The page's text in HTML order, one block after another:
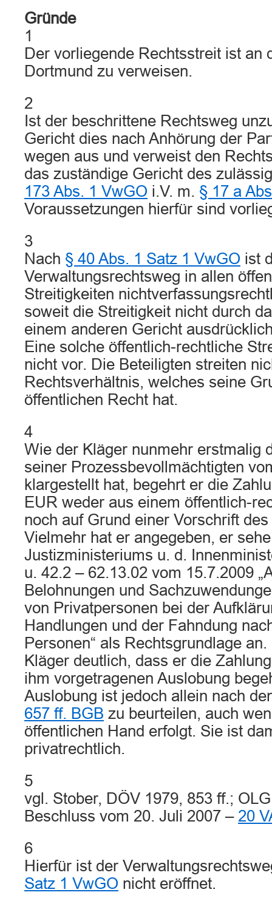
Gründe
1
Der vorliegende Rechtsstreit ist an
Dortmund zu verweisen.
2
Ist der beschrittene Rechtsweg
Gericht dies nach Anhörung der
wegen aus und verweist den
das zuständige Gericht des
173 Abs. 1 VwGO i.V. m. § 17 a
Voraussetzungen hierfür sind
3
Nach § 40 Abs. 1 Satz 1 VwGO ist
Verwaltungsrechtsweg in allen
Streitigkeiten
soweit die Streitigkeit nicht durch
einem anderen Gericht
Eine solche öffentlich-rechtliche
nicht vor. Die Beteiligten streiten
Rechtsverhältnis, welches seine
öffentlichen Recht hat.
4
Wie der Kläger nunmehr erstmalig
seiner Prozessbevollmächtigten
klargestellt hat, begehrt er die
EUR weder aus einem öffentlich-
noch auf Grund einer Vorschrift
Vielmehr hat er angegeben, er
Justizministeriums u. d.
u. 42.2 – 62.13.02 vom 15.7.2009
Belohnungen und
von Privatpersonen bei der
Handlungen und der Fahndung
Personen“ als Rechtsgrundlage
Kläger deutlich, dass er die
ihm vorgetragenen Auslobung
Auslobung ist jedoch allein nach
657 ff. BGB zu beurteilen, auch
öffentlichen Hand erfolgt. Sie ist
privatrechtlich.
5
vgl. Stober, DÖV 1979, 853 ff.;
Beschluss vom 20. Juli 2007 – 20
6
Hierfür ist der
Satz 1 VwGO nicht eröffnet.